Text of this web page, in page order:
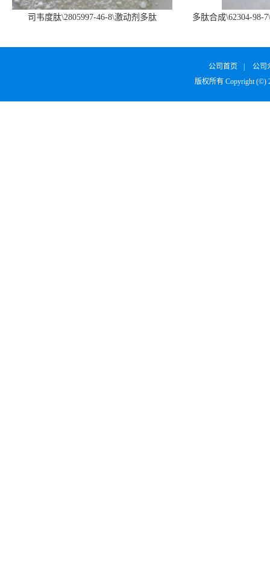
司韦度肽\2805997-46-8\激动剂多肽
多肽合成\62304-98-
公司首页
公司
版权所有 Copyright (©)